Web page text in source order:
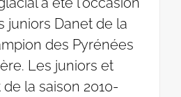
juniors Danet de la
des Pyrénées
Les juniors et
la saison 2010-